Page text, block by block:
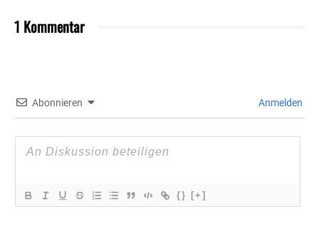
1 Kommentar
Abonnieren Anmelden
{} [+]